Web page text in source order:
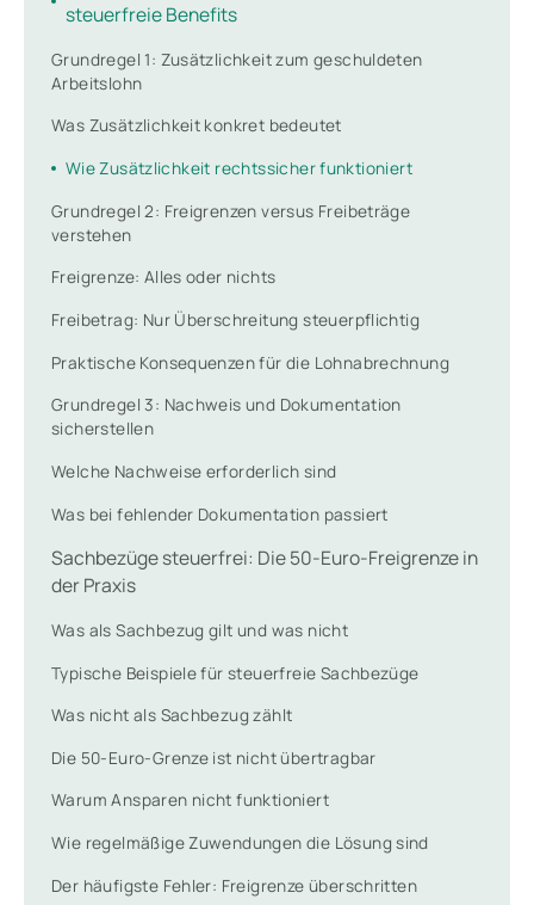
steuerfreie Benefits
Grundregel 1: Zusätzlichkeit zum geschuldeten
Arbeitslohn
Was Zusätzlichkeit konkret bedeutet
Wie Zusätzlichkeit rechtssicher funktioniert
Grundregel 2: Freigrenzen versus Freibeträge
verstehen
Freigrenze: Alles oder nichts
Freibetrag: Nur Überschreitung steuerpflichtig
Praktische Konsequenzen für die Lohnabrechnung
Grundregel 3: Nachweis und Dokumentation
sicherstellen
Welche Nachweise erforderlich sind
Was bei fehlender Dokumentation passiert
Sachbezüge steuerfrei: Die 50-Euro-Freigrenze in
der Praxis
Was als Sachbezug gilt und was nicht
Typische Beispiele für steuerfreie Sachbezüge
Was nicht als Sachbezug zählt
Die 50-Euro-Grenze ist nicht übertragbar
Warum Ansparen nicht funktioniert
Wie regelmäßige Zuwendungen die Lösung sind
Der häufigste Fehler: Freigrenze überschritten